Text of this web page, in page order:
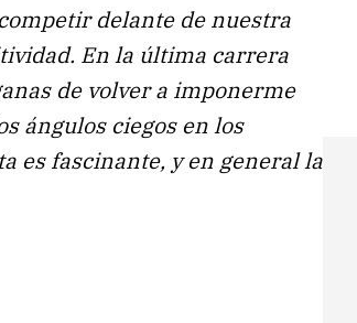
delante de nuestra
En la última carrera
de volver a imponerme
ángulos ciegos en los
es fascinante, y en general la